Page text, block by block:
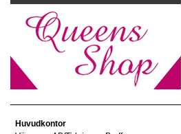
Huvudkontor